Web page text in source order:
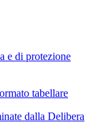
e di protezione
tabellare
dalla Delibera